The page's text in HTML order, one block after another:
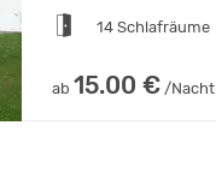
14 Schlafräume
ab 15.00 € /Nacht